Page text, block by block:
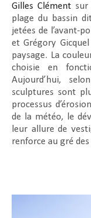
Gilles Clémentsur
plage du bassin
jetées de l’avant-
et Grégory
paysage. La
choisie en
Aujourd’hui,
sculptures sont
processus
de la météo, le
leur allure de
renforce au gré des